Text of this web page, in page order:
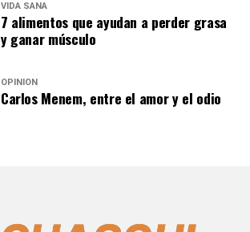
VIDA SANA
7 alimentos que ayudan a perder grasa
y ganar músculo
OPINIÓN
Carlos Menem, entre el amor y el odio